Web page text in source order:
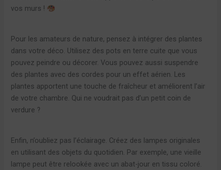
vos murs !
Pour les amateurs de nature, pensez à intégrer des plantes
dans votre déco. Utilisez des pots en terre cuite que vous
pouvez peindre ou décorer. Vous pouvez aussi suspendre
des plantes avec des cordes pour un effet aérien. Les
plantes apportent une touche de fraîcheur et améliorent l’air
de votre chambre. Qui ne voudrait pas d’un petit coin de
verdure ?
Enfin, n’oubliez pas l’éclairage. Créez des lampes originales
en utilisant des objets du quotidien. Par exemple, une vieille
lampe peut être relookée avec un abat-jour en tissu coloré.